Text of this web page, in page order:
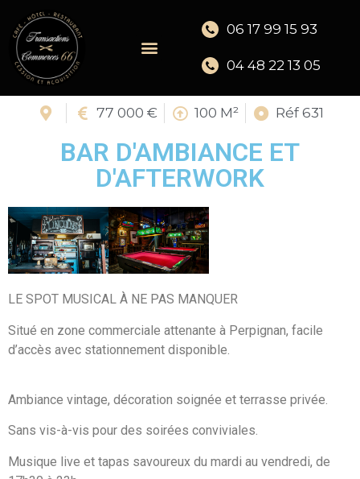
06 17 99 15 93
04 48 22 13 05
77 000 € 100 M² Réf 631
BAR D'AMBIANCE ET
D'AFTERWORK
LE SPOT MUSICAL À NE PAS MANQUER
Situé en zone commerciale attenante à Perpignan, facile
d’accès avec stationnement disponible.
Ambiance vintage, décoration soignée et terrasse privée.
Sans vis-à-vis pour des soirées conviviales.
Musique live et tapas savoureux du mardi au vendredi, de